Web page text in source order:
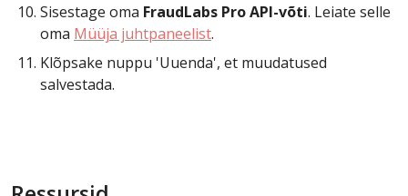
Sisestage oma FraudLabs Pro API-võti. Leiate selle
oma Müüja juhtpaneelist.
Klõpsake nuppu 'Uuenda', et muudatused
salvestada.